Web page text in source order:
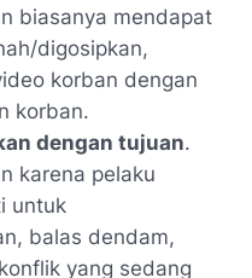
biasanya mendapat
digosipkan,
korban dengan
korban.
dengan tujuan.
karena pelaku
untuk
balas dendam,
yang sedang